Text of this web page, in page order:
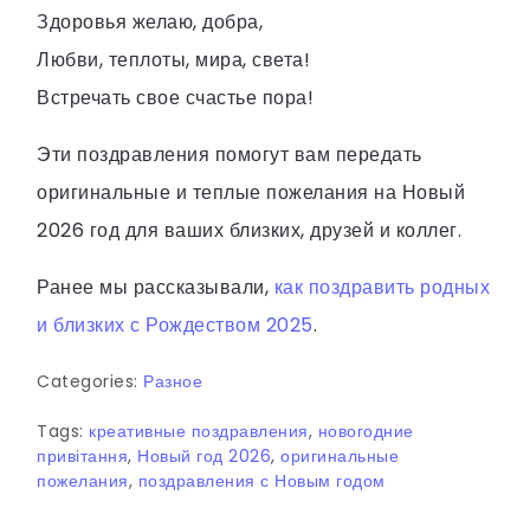
Здоровья желаю, добра,
Любви, теплоты, мира, света!
Встречать свое счастье пора!
Эти поздравления помогут вам передать
оригинальные и теплые пожелания на Новый
2026 год для ваших близких, друзей и коллег.
Ранее мы рассказывали, как поздравить родных
и близких с Рождеством 2025.
Categories: Разное
Tags: креативные поздравления, новогодние
привітання, Новый год 2026, оригинальные
пожелания, поздравления с Новым годом